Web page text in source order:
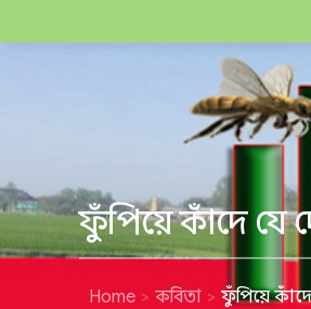
ফুঁপিয়ে কাঁদে যে
Home কবিতা ফুঁপিয়ে